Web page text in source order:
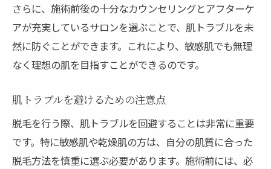
さらに、施術前後の十分なカウンセリングとアフターケ
アが充実しているサロンを選ぶことで、肌トラブルを未
然に防ぐことができます。これにより、敏感肌でも無理
なく理想の肌を目指すことができるのです。
肌トラブルを避けるための注意点
脱毛を行う際、肌トラブルを回避することは非常に重要
です。特に敏感肌や乾燥肌の方は、自分の肌質に合った
脱毛方法を慎重に選ぶ必要があります。施術前には、必